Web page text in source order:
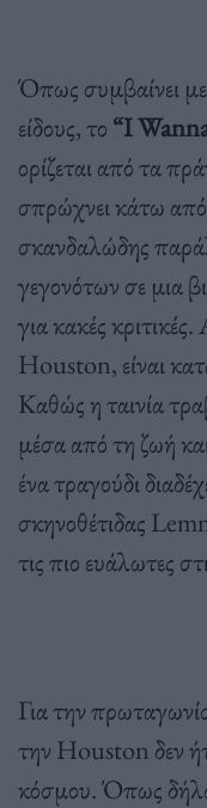
Όπως συμβαίνει με
είδους, το “I
ορίζεται από τα
σπρώχνει κάτω
σκανδαλώδης
γεγονότων σε μια
για κακές
Houston, είναι
Καθώς η ταινία
μέσα από τη ζωή
ένα τραγούδι
σκηνοθέτιδας
τις πιο ευάλωτες
Για την
την Houston δεν
κόσμου. Όπως